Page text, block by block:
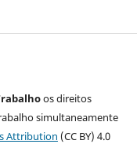
os direitos
simultaneamente
Attribution (CC BY) 4.0